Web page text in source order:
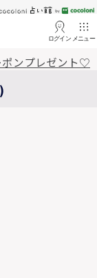
ログイン メニュー
ポンプレゼント♡